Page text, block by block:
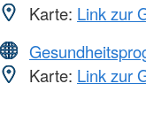
Karte: Link zur
Karte: Link zur